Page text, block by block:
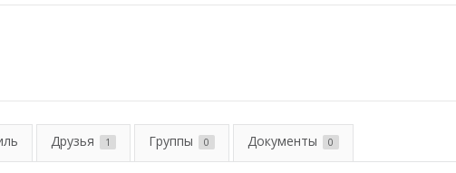
Друзья 1 Группы 0 Документы 0